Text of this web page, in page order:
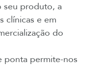
seu produto, a
clínicas e em
do
ponta permite-nos